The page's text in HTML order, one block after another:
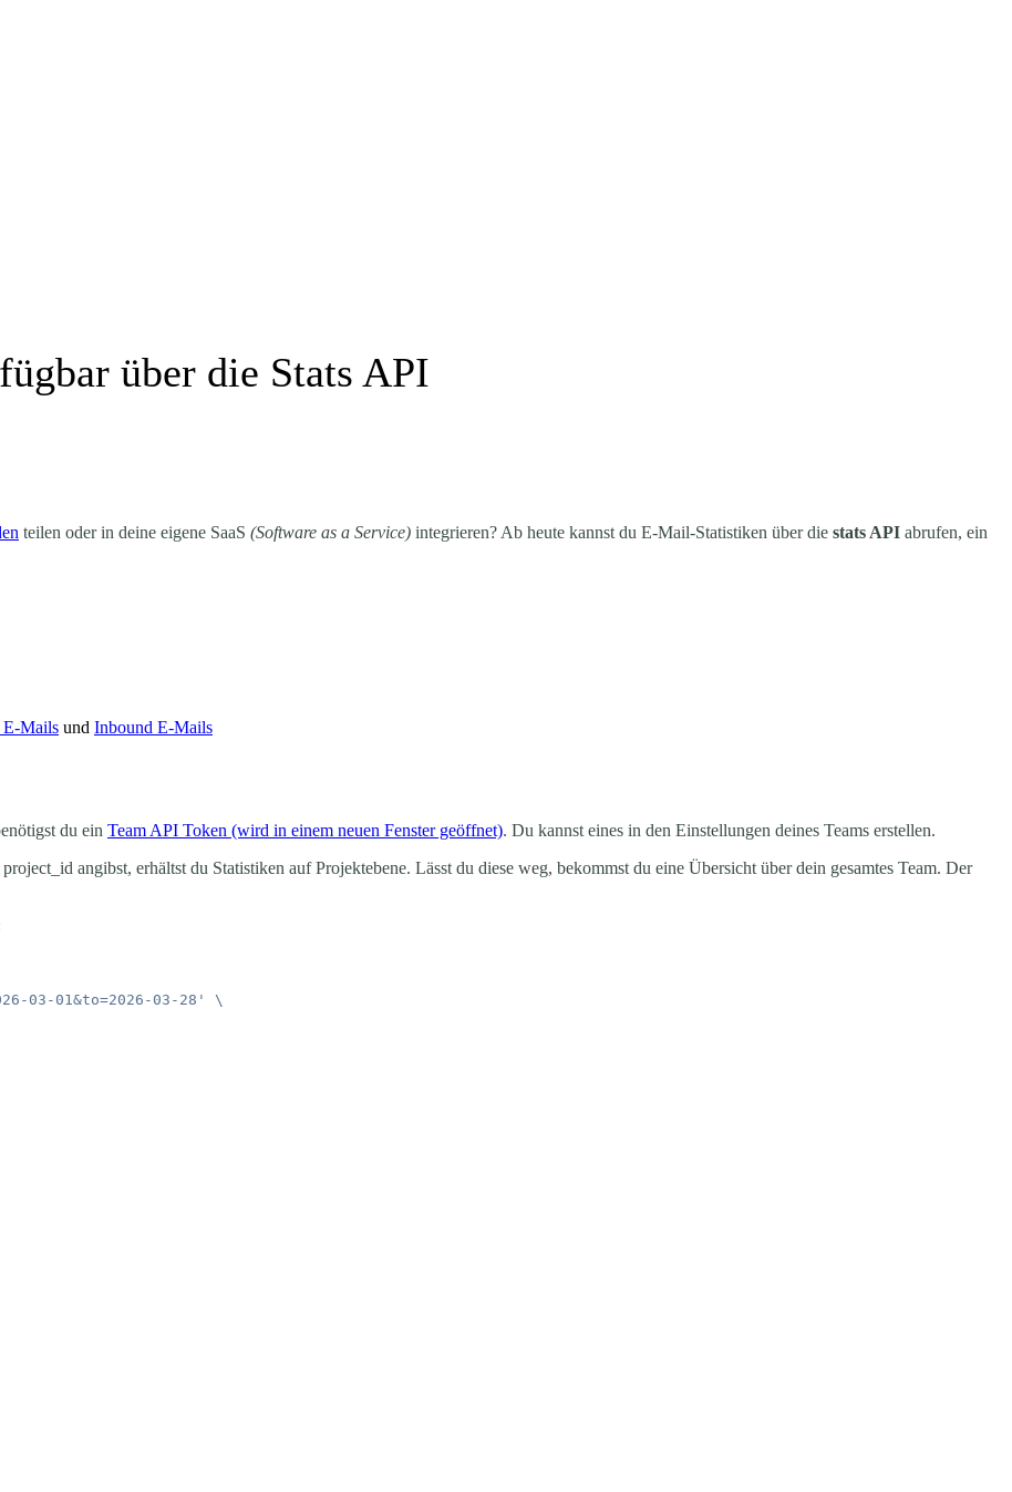
über die Stats API
teilen oder in deine eigene SaaS (Software as a Service) integrieren? Ab heute kannst du E-Mail-Statistiken über die stats API abrufen, ein
E-Mails und Inbound E-Mails
du ein Team API Token (wird in einem neuen Fenster geöffnet). Du kannst eines in den Einstellungen deines Teams erstellen.
project_id angibst, erhältst du Statistiken auf Projektebene. Lässt du diese weg, bekommst du eine Übersicht über dein gesamtes Team. Der
03-01&to=2026-03-28'